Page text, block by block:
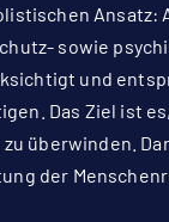
sowie
und
Das Ziel ist
überwinden.
der